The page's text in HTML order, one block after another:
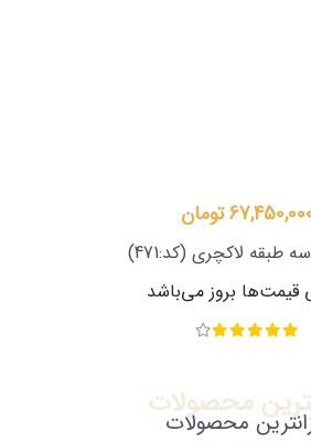
تومان
طبقه لاکچری (کد:471)
قیمت‌ها بروز می‌باشد
محصولات
محصولات